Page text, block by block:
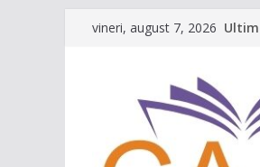
vineri, august 7, 2026